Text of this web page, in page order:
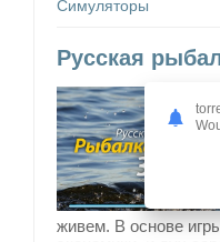
Симуляторы
Русская
живем. В основе